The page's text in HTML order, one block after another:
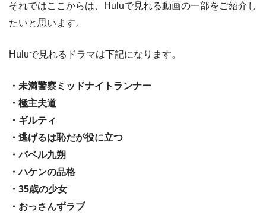
それではここからは、Huluで見れる動画の一部をご紹介し
たいと思います。
Huluで見れるドラマは下記になります。
・未満警察ミッドナイトランナー
・極主夫道
・ギルティ
・逃げるは恥だが役に立つ
・バベル九朔
・ハケンの品格
・35歳の少女
・おっさんずラブ